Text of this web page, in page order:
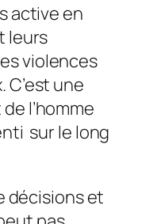
active en
leurs
violences
une
l’homme
sur le long
décisions et